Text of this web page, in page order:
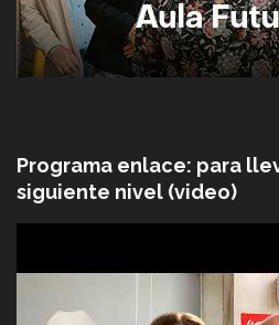
Programa enlace: para
siguiente nivel (video)